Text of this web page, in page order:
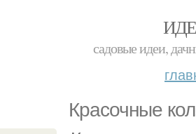
садовые идеи,
Красочные